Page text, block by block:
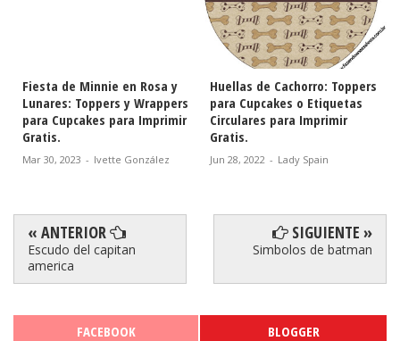
Fiesta de Minnie en Rosa y
Lunares: Toppers y Wrappers
para Cupcakes para Imprimir
Gratis.
Mar 30, 2023 - Ivette González
Huellas de Cachorro: Toppers
para Cupcakes o Etiquetas
Circulares para Imprimir
Gratis.
Jun 28, 2022 - Lady Spain
« ANTERIOR
Escudo del capitan
america
SIGUIENTE »
Simbolos de batman
FACEBOOK BLOGGER